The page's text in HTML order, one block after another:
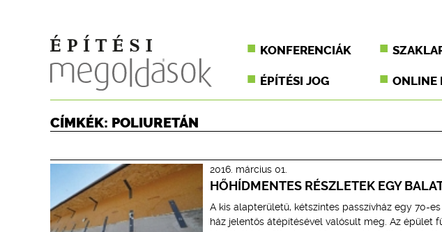
KONFERENCIÁK
ÉPÍTÉSI JOG ONLINE
CÍMKÉK: POLIURETÁN
2016. március 01.
HŐHÍDMENTES RÉSZLETEK EGY
A kis alapterületű, kétszintes passzívház egy 70-
ház jelentős átépítésével valósult meg. Az épület